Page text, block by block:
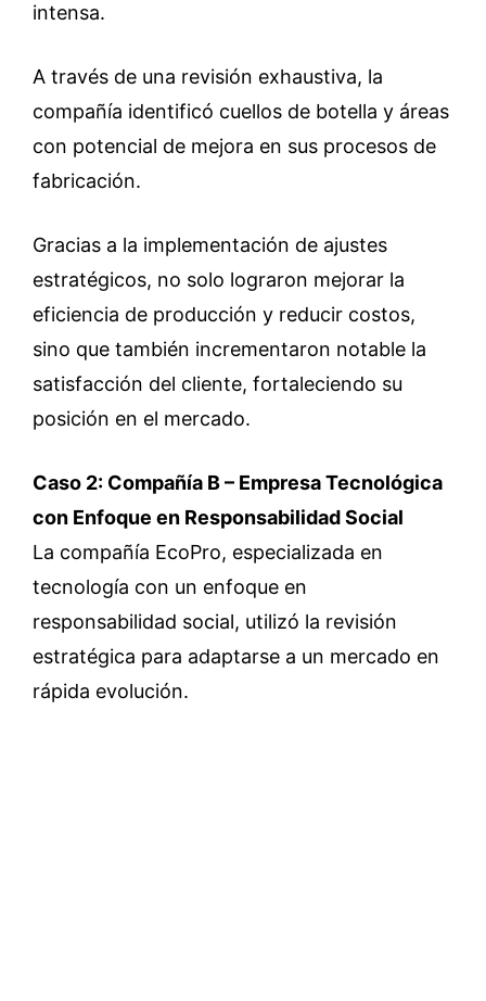
intensa.
A través de una revisión exhaustiva, la
compañía identificó cuellos de botella y áreas
con potencial de mejora en sus procesos de
fabricación.
Gracias a la implementación de ajustes
estratégicos, no solo lograron mejorar la
eficiencia de producción y reducir costos,
sino que también incrementaron notable la
satisfacción del cliente, fortaleciendo su
posición en el mercado.
Caso 2: Compañía B – Empresa Tecnológica
con Enfoque en Responsabilidad Social
La compañía EcoPro, especializada en
tecnología con un enfoque en
responsabilidad social, utilizó la revisión
estratégica para adaptarse a un mercado en
rápida evolución.